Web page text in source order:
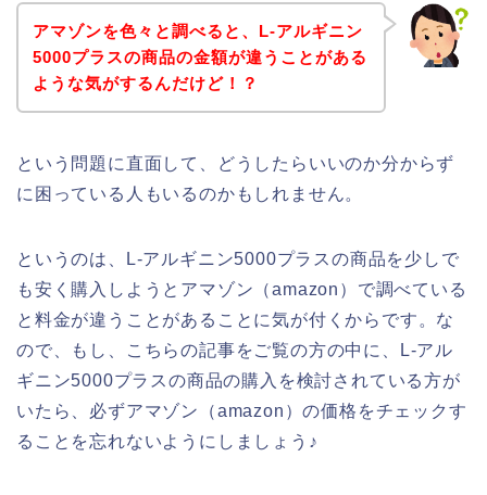
アマゾンを色々と調べると、L-アルギニン
5000プラスの商品の金額が違うことがある
ような気がするんだけど！？
という問題に直面して、どうしたらいいのか分からず
に困っている人もいるのかもしれません。
というのは、L-アルギニン5000プラスの商品を少しで
も安く購入しようとアマゾン（amazon）で調べている
と料金が違うことがあることに気が付くからです。な
ので、もし、こちらの記事をご覧の方の中に、L-アル
ギニン5000プラスの商品の購入を検討されている方が
いたら、必ずアマゾン（amazon）の価格をチェックす
ることを忘れないようにしましょう♪